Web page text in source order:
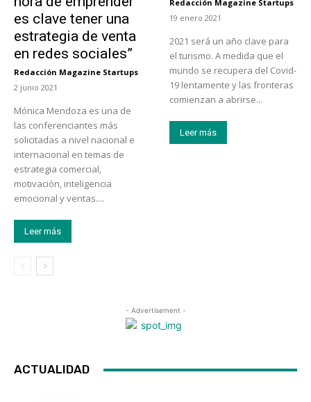
es clave tener una
estrategia de venta
en redes sociales”
Redacción Magazine Startups
-
2 junio 2021
Mónica Mendoza es una de
las conferenciantes más
solicitadas a nivel nacional e
internacional en temas de
estrategia comercial,
motivación, inteligencia
emocional y ventas....
Leer más
Redacción Magazine Startups
-
19 enero 2021
2021 será un año clave para
el turismo. A medida que el
mundo se recupera del Covid-
19 lentamente y las fronteras
comienzan a abrirse...
Leer más
- Advertisement -
ACTUALIDAD